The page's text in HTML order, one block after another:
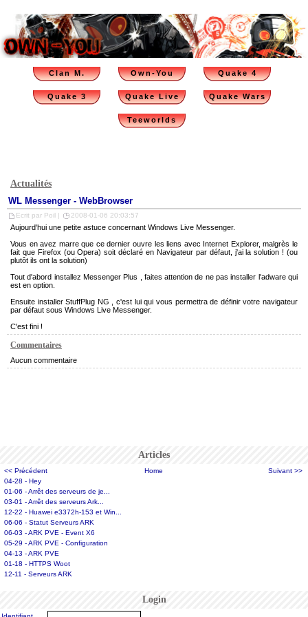
Clan M. Own-You Quake 4
Quake 3 Quake Live Quake Wars
Teeworlds
Articles
<< Précédent Home
Suivant >>
04-28 - Hey
01-06 - Arrêt des serveurs de je...
03-01 - Arrêt des serveurs Ark...
12-22 - Huawei e3372h-153 et Win...
06-06 - Statut Serveurs ARK
06-03 - ARK PVE - Event X6
05-29 - ARK PVE - Configuration
04-13 - ARK PVE
01-18 - HTTPS Woot
12-11 - Serveurs ARK
Login
Actualités
WL Messenger - WebBrowser
Ecrit par Poil | 2008-01-06 20:03:57
Aujourd'hui une petite astuce concernant Windows Live Messenger.
Vous en avez marre que ce dernier ouvre les liens avec Internet Explorer, malgrès le
fait que Firefox (ou Opera) soit déclaré en Navigateur par défaut, j'ai la solution ! (ou
plutôt ils ont la solution)
Tout d'abord installez Messenger Plus
, faites attention de ne pas installer l'adware qui
est en option.
Ensuite installerStuffPlug NG , c'est lui qui vous permettra de définir votre navigateur
par défaut sous Windows Live Messenger.
C'est fini !
Commentaires
Aucun commentaire